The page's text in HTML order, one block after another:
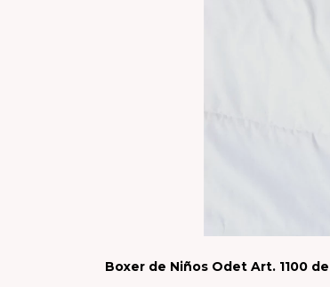
Boxer de Niños Odet Art. 1100